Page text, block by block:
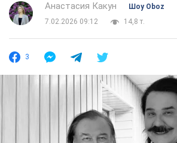
Анастасия Какун
Шоу Oboz
7.02.2026 09:12
14,8 т.
3